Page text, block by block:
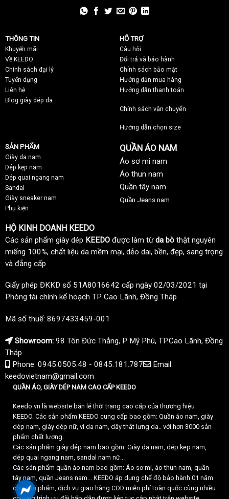
THÔNG TIN
Khuyến mãi
Về KEEDO
Chính sách đại lý
Tuyển dụng
Liên hệ
Blog giày dép da
HỖ TRỢ
Câu hỏi
Đổi trả và bảo hành
Chính sách bảo mật
Hướng dẫn mua hàng
Hướng dẫn thanh toán
Chính sách vận chuyển
Hướng dẫn chọn size
SẢN PHẨM
Giày da nam
Dép kẹp nam
Dép quai ngang nam
Sandal
Giày sneaker nam
Phụ kiện
QUẦN ÁO NAM
Áo sơ mi nam
Áo thun nam
Quần tây nam
Quần Jeans nam
HỘ KINH DOANH KEEDO
Các sản phẩm giày dép KEEDO được làm từda bò thật nguyên
miếng 100%, chất liệu da mềm mại, dẻo dai, bền, đẹp, sang trọng
và đẳng cấp
Giấy phép ĐKKD số 51A8016642 cấp ngày 02/03/2021 tại
Phòng tài chính kế hoạch TP Cao Lãnh, Đồng Tháp
Mã số thuế: 8697433459-001
Showroom: 98 Tôn Đức Thắng, P Mỹ Phú, TP.Cao Lãnh, Đồng
Tháp
Phone: 0945.0505.48 - 0845.181.787
Email:
keedovietnam@gmail.com
QUẦN ÁO, GIÀY DÉP NAM CAO CẤP KEEDO
Keedo.vn là website bán lẻ thời trang cao cấp của thương hiệu
KEEDO. Các sản phẩm KEEDO cung cấp bao gồm: Quần áo nam, giày
dép nam, giày dép nữ, ví da nam, dây thắt lưng da.. với hơn 3000 sản
phẩm chất lượng.
Các sản phẩm giày dép nam bao gồm: Giày da nam, dép kẹp nam,
dép quai ngang nam, sandal nam nữ...
Các sản phẩm quần áo nam bao gồm: Áo sơ mi, áo thun nam, quần
tây nam, quần Jeans nam... KEEDO áp dụng chế độ bảo hành 01 năm
cho sản phẩm, dịch vụ giao hàng COD miễn phí toàn quốc cùng nhiều